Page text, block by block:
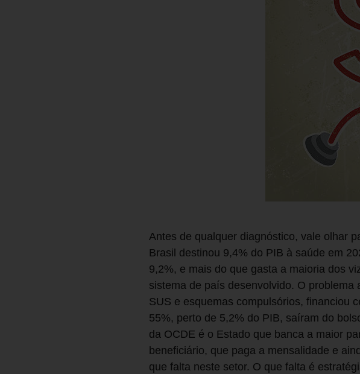
Antes de qualquer diagnóstico, vale olhar
Brasil destinou 9,4% do PIB à saúde em
9,2%, e mais do que gasta a maioria dos
sistema de país desenvolvido. O
SUS e esquemas compulsórios, financiou
55%, perto de 5,2% do PIB, saíram do
da OCDE é o Estado que banca a maior
beneficiário, que paga a mensalidade e
que falta neste setor. O que falta é